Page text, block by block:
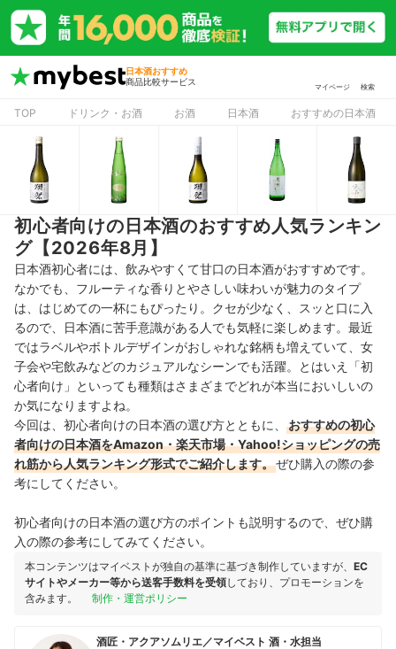
日本酒おすすめ
商品比較サービス
マイページ 検索
TOP ドリンク・お酒 お酒 日本酒 おすすめの日本酒
初心者向けの日本酒のおすすめ人気ランキン
グ【2026年8月】
日本酒初心者には、飲みやすくて甘口の日本酒がおすすめです。
なかでも、フルーティな香りとやさしい味わいが魅力のタイプ
は、はじめての一杯にもぴったり。クセが少なく、スッと口に入
るので、日本酒に苦手意識がある人でも気軽に楽しめます。最近
ではラベルやボトルデザインがおしゃれな銘柄も増えていて、女
子会や宅飲みなどのカジュアルなシーンでも活躍。とはいえ「初
心者向け」といっても種類はさまざまでどれが本当においしいの
か気になりますよね。
今回は、初心者向けの日本酒の選び方とともに、
おすすめの初心
者向けの日本酒をAmazon・楽天市場・Yahoo!ショッピングの売
れ筋から人気ランキング形式でご紹介します。ぜひ購入の際の参
考にしてください。
初心者向けの日本酒の選び方のポイントも説明するので、ぜひ購
入の際の参考にしてみてください。
本コンテンツはマイベストが独自の基準に基づき制作していますが、 EC
サイトやメーカー等から送客手数料を受領しており、プロモーションを
含みます。
制作・運営ポリシー
酒匠・アクアソムリエ／マイベスト 酒・水担当